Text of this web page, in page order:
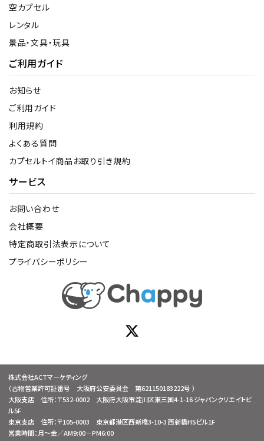
空カプセル
レンタル
景品・文具・玩具
ご利用ガイド
お知らせ
ご利用ガイド
利用規約
よくある質問
カプセルトイ商品お取り引き規約
サービス
お問い合わせ
会社概要
特定商取引法表示について
プライバシーポリシー
株式会社ACTマーケティング
（古物営業許可証番号 大阪府公安委員会 第621150183222号 ）
大阪支店 住所：〒532-0002 大阪府大阪市淀川区東三国4-1-16 ジャパンクリエイトビ
ル5F
東京支店 住所：〒105-0003 東京都港区西新橋3-10-3 西新橋HSビル1F
営業時間：月～金／AM9:00－PM6:00